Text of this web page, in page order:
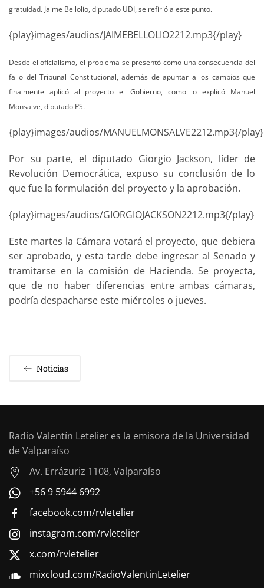
gratuidad. Jaime Bellolio, diputado UDI, se refirió a este punto.
{play}images/audios/JAIMEBELLOLIO2212.mp3{/play}
Desde el oficialismo, el problema se presentó como una consecuencia del
fallo del Tribunal Constitucional, además de apuntar a los cambios que
finalmente aplicó al proyecto el Gobierno, como lo explicó Manuel
Monsalve, diputado PS.
{play}images/audios/MANUELMONSALVE2212.mp3{/play}
Por su parte, el diputado Giorgio Jackson, líder de
Revolución Democrática, expuso su conclusión de lo
que fue la formulación del proyecto y la aprobación.
{play}images/audios/GIORGIOJACKSON2212.mp3{/play}
Este martes la Cámara votará el proyecto, que debiera
ser aprobado, y esta tarde debe ingresar al Senado y
tramitarse en la comisión de Hacienda. Se proyecta,
que de no haber diferencias entre ambas cámaras,
podría despacharse este miércoles o jueves.
Noticias
Radio Valentín Letelier es la emisora de la Universidad
de Valparaíso
Av. Errázuriz 1108, Valparaíso
+56 9 5944 6992
facebook.com/rvletelier
instagram.com/rvletelier
x.com/rvletelier
mixcloud.com/RadioValentinLetelier